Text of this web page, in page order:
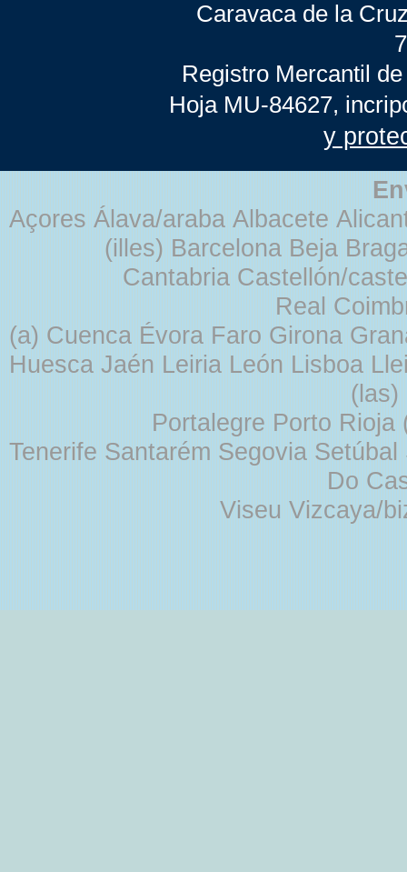
Caravaca de la
Registro Mercantil
Hoja MU-84627,
y
Açores Álava/araba Albacete
(illes) Barcelona Beja
Cantabria Castellón/
Real
(a) Cuenca Évora Faro Girona
Huesca Jaén Leiria León Lisboa
Portalegre Porto
Tenerife Santarém Segovia
Do
Viseu Vizcaya/